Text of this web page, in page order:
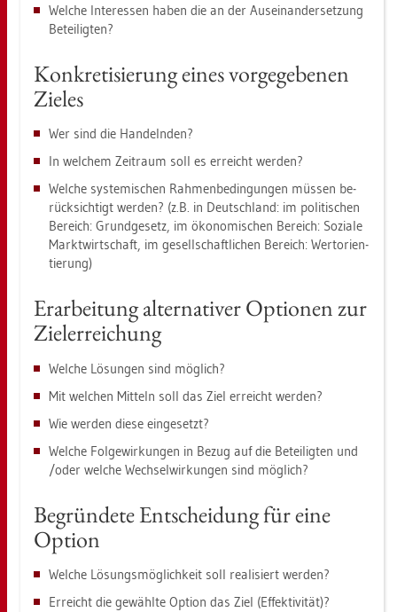
Wel­che In­ter­es­sen haben die an der Aus­ein­an­der­set­zung
Be­tei­lig­ten?
Kon­kre­ti­sie­rung eines vor­ge­ge­be­nen
Zie­les
Wer sind die Han­deln­den?
In wel­chem Zeit­raum soll es er­reicht wer­den?
Wel­che sys­te­mi­schen Rah­men­be­din­gun­gen müs­sen be­
rück­sich­tigt wer­den? (z.B. in Deutsch­land: im po­li­ti­schen
Be­reich: Grund­ge­setz, im öko­no­mi­schen Be­reich: So­zia­le
Markt­wirt­schaft, im ge­sell­schaft­li­chen Be­reich: Wert­ori­en­
tie­rung)
Er­ar­bei­tung al­ter­na­ti­ver Op­tio­nen zur
Ziel­er­rei­chung
Wel­che Lö­sun­gen sind mög­lich?
Mit wel­chen Mit­teln soll das Ziel er­reicht wer­den?
Wie wer­den diese ein­ge­setzt?
Wel­che Fol­ge­wir­kun­gen in Bezug auf die Be­tei­lig­ten und
/oder wel­che Wech­sel­wir­kun­gen sind mög­lich?
Be­grün­de­te Ent­schei­dung für eine
Op­ti­on
Wel­che Lö­sungs­mög­lich­keit soll rea­li­siert wer­den?
Er­reicht die ge­wähl­te Op­ti­on das Ziel (Ef­fek­ti­vi­tät)?